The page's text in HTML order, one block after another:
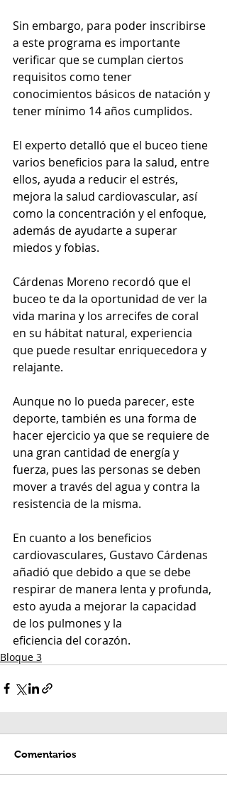
Sin embargo, para poder inscribirse
a este programa es importante
verificar que se cumplan ciertos
requisitos como tener
conocimientos básicos de natación y
tener mínimo 14 años cumplidos.
El experto detalló que el buceo tiene
varios beneficios para la salud, entre
ellos, ayuda a reducir el estrés,
mejora la salud cardiovascular, así
como la concentración y el enfoque,
además de ayudarte a superar
miedos y fobias.
Cárdenas Moreno recordó que el
buceo te da la oportunidad de ver la
vida marina y los arrecifes de coral
en su hábitat natural, experiencia
que puede resultar enriquecedora y
relajante.
Aunque no lo pueda parecer, este
deporte, también es una forma de
hacer ejercicio ya que se requiere de
una gran cantidad de energía y
fuerza, pues las personas se deben
mover a través del agua y contra la
resistencia de la misma.
En cuanto a los beneficios
cardiovasculares, Gustavo Cárdenas
añadió que debido a que se debe
respirar de manera lenta y profunda,
esto ayuda a mejorar la capacidad
de los pulmones y la
eficiencia del corazón.
Bloque 3
Comentarios